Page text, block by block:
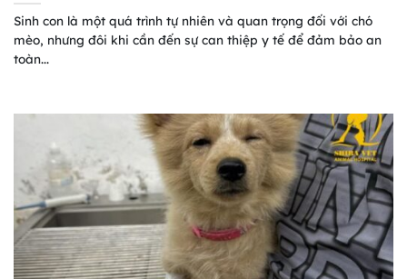
Sinh con là một quá trình tự nhiên và quan trọng đối với chó
mèo, nhưng đôi khi cần đến sự can thiệp y tế để đảm bảo an
toàn...